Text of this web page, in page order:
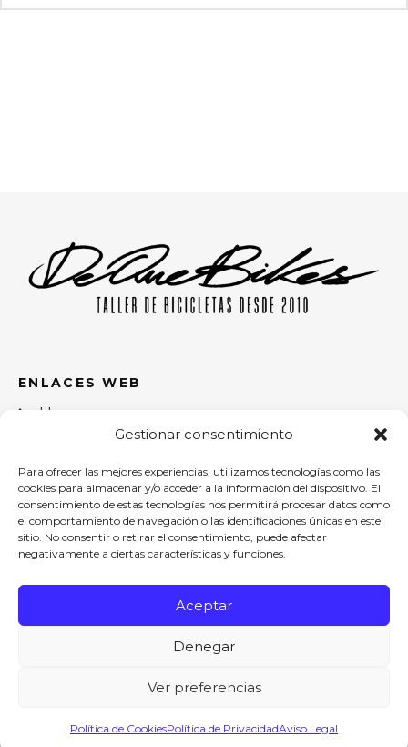
Gestionar consentimiento
Para ofrecer las mejores experiencias, utilizamos tecnologías como las
cookies para almacenar y/o acceder a la información del dispositivo. El
consentimiento de estas tecnologías nos permitirá procesar datos como
el comportamiento de navegación o las identificaciones únicas en este
sitio. No consentir o retirar el consentimiento, puede afectar
negativamente a ciertas características y funciones.
Aceptar
Denegar
Ver preferencias
Política de CookiesPolítica de PrivacidadAviso Legal
ENLACES WEB
Home
Sobre nosotros
Contacto
TEXTOS LEGALES
Política de Cookies
Política de privacidad
Declaración de Accesibilidad